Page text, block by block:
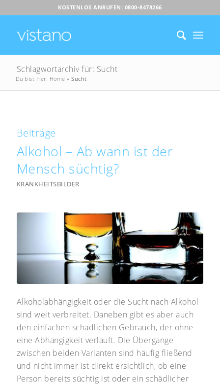
KOSTENLOS ANRUFEN: 0800-8478266
Schlagwortarchiv für: Sucht
Du bist hier: Home »Sucht
Beiträge
Alkohol – Ab wann ist der
Mensch süchtig?
KRANKHEITSBILDER
Alkoholabhängigkeit oder die Sucht nach Alkohol
sind weit verbreitet. Daneben gibt es aber auch
den einfachen schädlichen Gebrauch, der ohne
eine Abhängigkeit verläuft. Die Übergänge
zwischen beiden Varianten sind häufig fließend
und nicht immer ist direkt ersichtlich, ob eine
Person bereits süchtig ist oder ein schädlicher